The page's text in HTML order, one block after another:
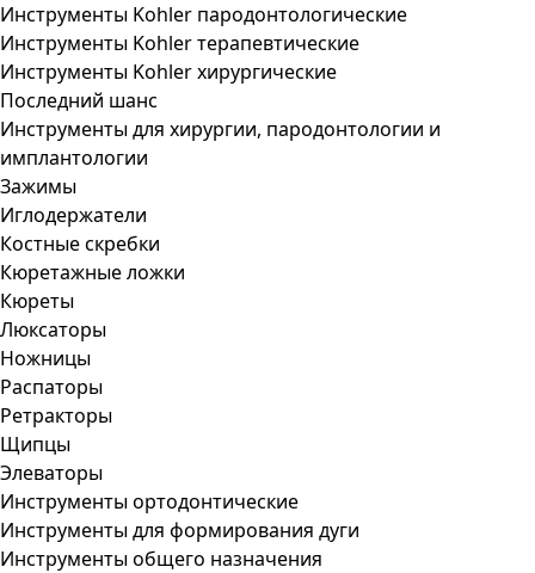
Инструменты Kohler пародонтологические
Инструменты Kohler терапевтические
Инструменты Kohler хирургические
Последний шанс
Инструменты для хирургии, пародонтологии и
имплантологии
Зажимы
Иглодержатели
Костные скребки
Кюретажные ложки
Кюреты
Люксаторы
Ножницы
Распаторы
Ретракторы
Щипцы
Элеваторы
Инструменты ортодонтические
Инструменты для формирования дуги
Инструменты общего назначения